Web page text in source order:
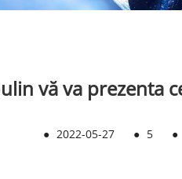
vă va prezenta
● 2022-05-27 ● 5 ●